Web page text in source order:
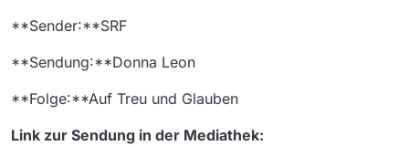
**Sender:**SRF
**Sendung:**Donna Leon
**Folge:**Auf Treu und Glauben
Link zur Sendung in der Mediathek: